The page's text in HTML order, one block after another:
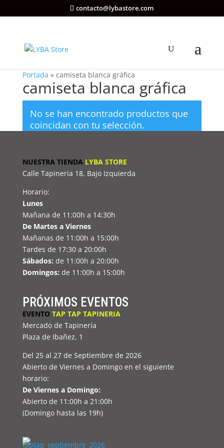
contacto@lybastore.com
Portada » camiseta blanca gráfica
camiseta blanca gráfica
No se han encontrado productos que
coincidan con tu selección.
NUESTRA TIENDALYBA STORE
Calle Tapineria 18, Bajo Izquierda
Horario:
Lunes
Mañana de 11:00h a 14:30h
De Martes a Viernes
Mañanas de 11:00h a 15:00h
Tardes de 17:30 a 20:00h
Sábados: de 11:00h a 20:00h
Domingos: de 11:00h a 15:00h
PRÓXIMOS EVENTOS
EVENTOTAP TAP TAPINERIA
Mercado de Tapinería
Plaza de Ibañez, 1
Del 25 al 27 de Septiembre de 2026
Abierto de Viernes a Domingo en el siguiente
horario:
De Viernes a Domingo:
Abierto de 11:00h a 21:00h
(Domingo hasta las 19h)